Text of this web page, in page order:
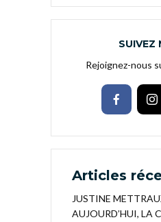
SUIVEZ
Rejoignez-nous
Articles
JUSTINE
AUJOURD’HUI, LA